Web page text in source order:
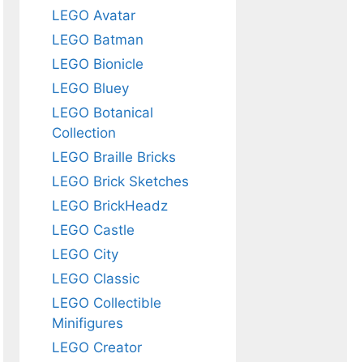
LEGO Avatar
LEGO Batman
LEGO Bionicle
LEGO Bluey
LEGO Botanical
Collection
LEGO Braille Bricks
LEGO Brick Sketches
LEGO BrickHeadz
LEGO Castle
LEGO City
LEGO Classic
LEGO Collectible
Minifigures
LEGO Creator